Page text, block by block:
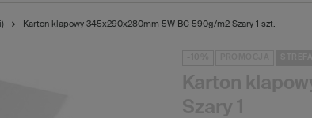
Karton klapowy 345x290x280mm 5W BC 590g/m2 Szary 1 szt.
Karton
Szary 1